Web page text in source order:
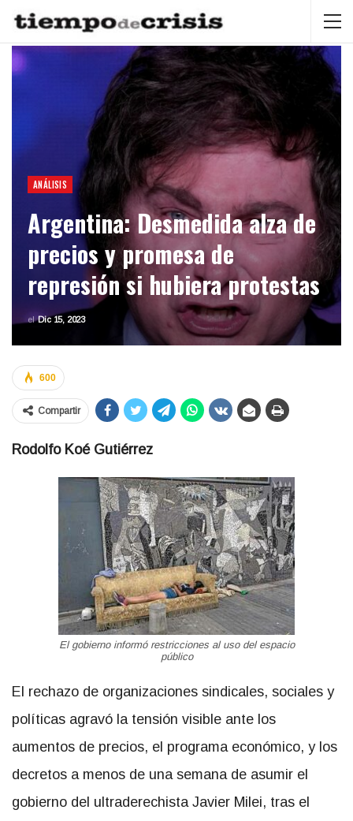
ANÁLISIS
Argentina: Desmedida alza de
precios y promesa de
represión si hubiera protestas
elDic 15, 2023
600
Compartir
Rodolfo Koé Gutiérrez
El gobierno informó restricciones al uso del espacio
público
El rechazo de organizaciones sindicales, sociales y
políticas agravó la tensión visible ante los
aumentos de precios, el programa económico, y los
decretos a menos de una semana de asumir el
gobierno del ultraderechista Javier Milei, tras el